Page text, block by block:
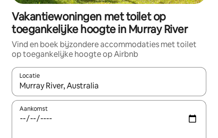
Vakantiewoningen met toilet op
toegankelijke hoogte in Murray River
Vind en boek bijzondere accommodaties met toilet
op toegankelijke hoogte op Airbnb
Locatie
Wanneer er suggesties beschikbaar zijn, maak je een keuze
Aankomst